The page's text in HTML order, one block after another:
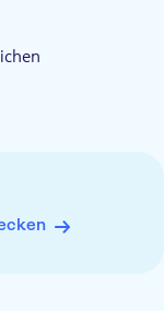
und den
Kontaktdaten
Tour beträgt 2